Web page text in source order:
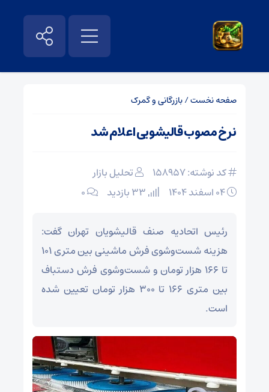
صفحه نخست/بازرگانی و گمرک
نرخ مصوب قالیشویی اعلام شد
کد نوشته: 158957
تحلیل بازار
۰
رئیس اتحادیه صنف قالیشویان تهران گفت:
هزینه شست‌وشوی فرش ماشینی بین متری ۱۰۱
تا ۱۶۶ هزار تومان و شست‌وشوی فرش دستباف
بین متری ۱۶۶ تا ۳۰۰ هزار تومان تعیین شده
است.